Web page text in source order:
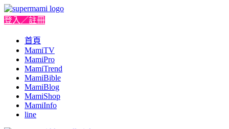
登入／註冊
首頁
MamiTV
MamiPro
MamiTrend
MamiBible
MamiBlog
MamiShop
MamiInfo
line